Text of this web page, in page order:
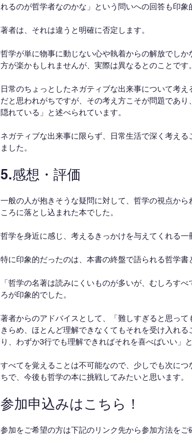
れるのが哲学者なのかな」という問いへの回答も印象
著者は、それは違うと明確に否定します。
哲学が単に物事に動じない心や執着からの解放でし
方が楽かもしれませんが、実際は異なるとのことです。
日常のちょっとしたネガティブな出来事について考
だと思われがちですが、その考え方こそが問題であ
隠れている」と述べられています。
ネガティブな出来事に限らず、日常生活で深く考え
ました。
5.感想・評価
一般の人が抱きそうな疑問に対して、哲学の視点か
ころに落とし込まれた本でした。
哲学を身近に感じ、考えるきっかけを与えてくれる一
特に印象的だったのは、本書の終盤で語られる哲学書
「哲学の名著は読みにくいものが多いが、むしろす
ろが印象的でした。
著者からのアドバイスとして、「難しすぎると思っ
きらめ、ほとんど理解できなくてもそれを受け入れ
り、わずか3行でも理解できればそれを喜べばいい」
すべてを覚えることは不可能なので、少しでも次に
ちで、今後も哲学の本に挑戦してみたいと思います。
参加申込みはこちら！
参加をご希望の方は下記のリンク先から参加方法をご